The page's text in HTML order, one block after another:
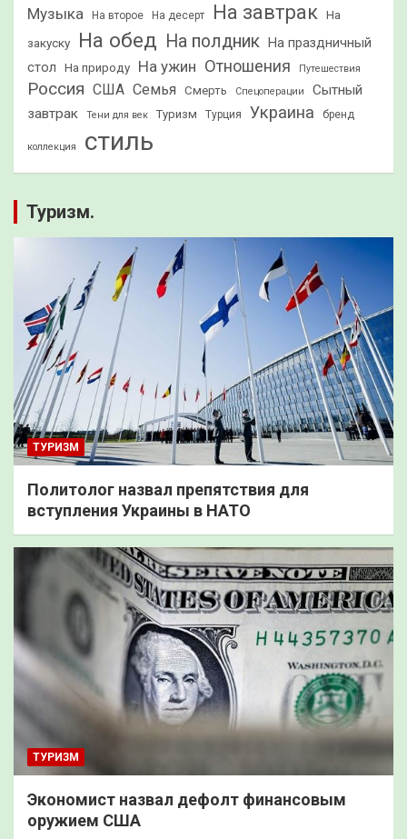
Музыка На второе На десерт На завтрак На
закуску На обед На полдник
На праздничный
стол
На природу На ужин Отношения Путешествия
Россия США Семья Смерть Спецоперации
Сытный
завтрак
Тени для век Туризм Турция Украина бренд
коллекция стиль
Туризм.
ТУРИЗМ
Политолог назвал препятствия для
вступления Украины в НАТО
ТУРИЗМ
Экономист назвал дефолт финансовым
оружием США